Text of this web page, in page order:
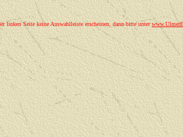
linken Seite keine Auswahlleiste erscheinen, dann bitte unter